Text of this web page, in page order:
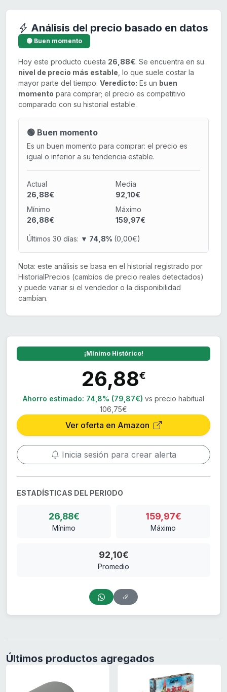
Análisis del precio basado en datos
🟢 Buen momento
Hoy este producto cuesta 26,88€. Se encuentra en su
nivel de precio más estable, lo que suele costar la
mayor parte del tiempo. Veredicto: Es un buen
momento para comprar; el precio es competitivo
comparado con su historial estable.
🟢 Buen momento
Es un buen momento para comprar: el precio es
igual o inferior a su tendencia estable.
Actual
26,88€
Media
92,10€
Mínimo
26,88€
Máximo
159,97€
Últimos 30 días: ▼ 74,8% (0,00€)
Nota: este análisis se basa en el historial registrado por
HistorialPrecios (cambios de precio reales detectados)
y puede variar si el vendedor o la disponibilidad
cambian.
¡Mínimo Histórico!
26,88€
Ahorro estimado: 74,8% (79,87€) vs precio habitual
106,75€
Ver oferta en Amazon
Inicia sesión para crear alerta
ESTADÍSTICAS DEL PERIODO
26,88€
Mínimo
159,97€
Máximo
92,10€
Promedio
Últimos productos agregados